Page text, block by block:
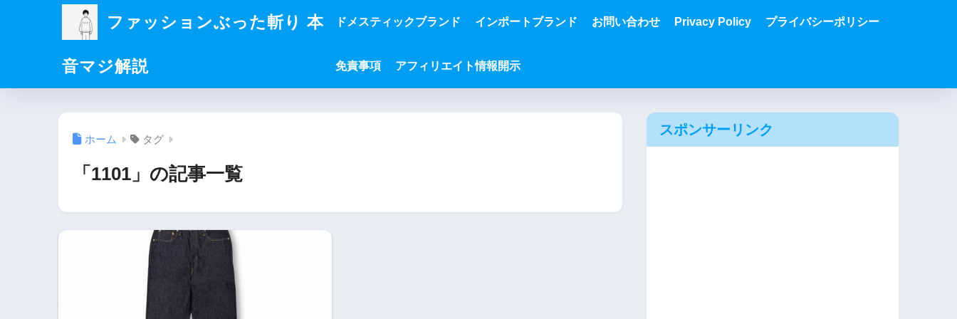
ファッションぶった斬り 本
音マジ解説
ドメスティックブランド インポートブランド お問い合わせ Privacy Policy プライバシーポリシー
免責事項 アフィリエイト情報開示
ホーム タグ
「1101」の記事一覧
スポンサーリンク